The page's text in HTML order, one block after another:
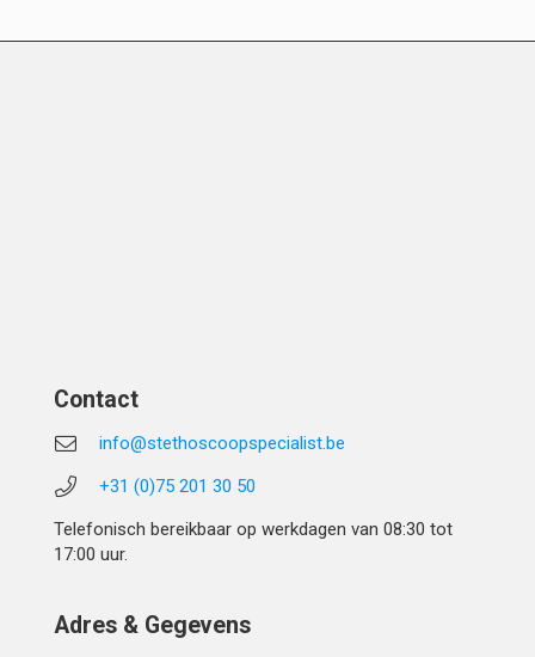
Contact
info@stethoscoopspecialist.be
+31 (0)75 201 30 50
Telefonisch bereikbaar op werkdagen van 08:30 tot
17:00 uur.
Adres & Gegevens